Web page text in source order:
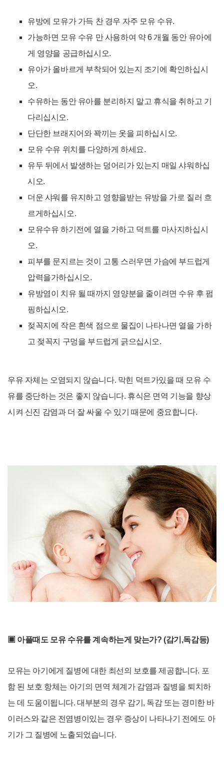
유방에 모유가 가득 찬 경우 자주 모유 수유.
가능하면 모유 수유 만 사용하여 약 6 개월 동안 유아에
게 영양을 공급하십시오.
유아가 올바르게 부착되어 있는지 조기에 확인하십시
오.
수유하는 동안 유아를 분리하지 말고 휴식을 취하고 기
다리십시오.
단단한 브래지어와 꽉끼는 옷을 피하십시오.
모유 수유 위치를 다양하게 하세요.
유두 뒤에서 발생하는 덩어리가 있는지 매일 샤워하십
시오.
더운 샤워를 유지하고 영향을받는 유방을 가로 질러 흐
르게하십시오.
모유수유 하기전에 열을 가하고 덕트를 마사지하십시
오.
피부를 문지르는 것이 고통 스러우면 가슴에 부드럽게
압력을가하십시오.
유방염이 치유 될 때까지 영양분을 줄이려면 수유 후 펌
핑하십시오.
젖꼭지에 작은 흰색 점으로 물집이 나타나면 열을 가하
고 젖꼭지 구멍을 부드럽게 긁으십시오.
우유 자체는 오염되지 않습니다. 막힌 덕트가있을 때 모유 수
유를 중단하는 것은 좋지 않습니다. 휴식은 면역 기능을 향상
시켜 신진 감염과 더 잘 싸울 수 있기 때문에 중요합니다.
▣ 아플때도 모유 수유를 계속하는게 맞는가? (감기,독감등)
모유는 아기에게 질병에 대한 최선의 보호를 제공합니다. 포
함 된 보호 항체는 아기의 면역 체계가 감염과 질병을 퇴치하
는 데 도움이됩니다. 대부분의 경우 감기, 독감 또는 경미한 바
이러스와 같은 전염병이있는 경우 증상이 나타나기 전에도 아
기가 그 질병에 노출되었습니다.